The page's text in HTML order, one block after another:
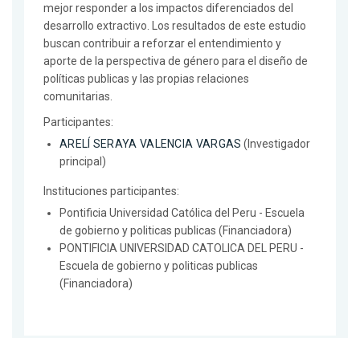
mejor responder a los impactos diferenciados del
desarrollo extractivo. Los resultados de este estudio
buscan contribuir a reforzar el entendimiento y
aporte de la perspectiva de género para el diseño de
políticas publicas y las propias relaciones
comunitarias.
Participantes:
ARELÍ SERAYA VALENCIA VARGAS (Investigador
principal)
Instituciones participantes:
Pontificia Universidad Católica del Peru - Escuela
de gobierno y politicas publicas (Financiadora)
PONTIFICIA UNIVERSIDAD CATOLICA DEL PERU -
Escuela de gobierno y politicas publicas
(Financiadora)